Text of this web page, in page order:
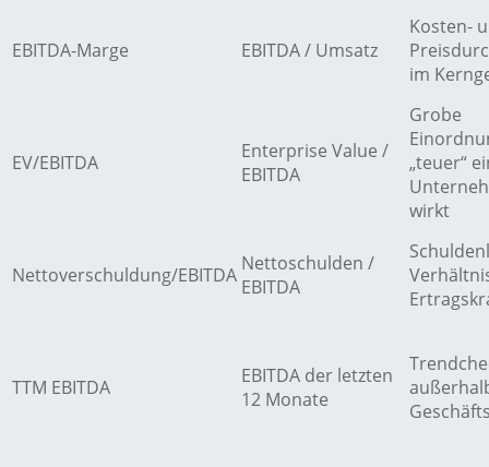
EBITDA-Marge EBITDA / Umsatz
Kosten-
im
EV/EBITDA
Enterprise Value /
EBITDA
Grobe
„teuer“
wirkt
Nettoverschuldung/EBITDA Nettoschulden /
EBITDA
TTM EBITDA
EBITDA der letzten
12 Monate